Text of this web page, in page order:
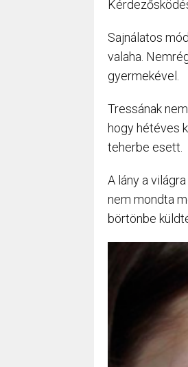
Sajnálatos
valaha.
gyermekével.
Tressának
hogy hétéves
teherbe esett.
A lány a
nem mondta
börtönbe